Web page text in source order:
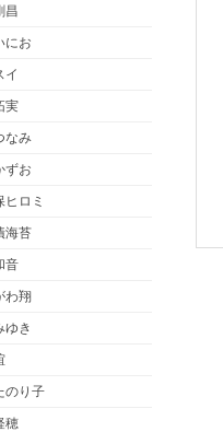
昌
にお
イ
実
なみ
ずお
ヒロミ
海苔
音
わ翔
ゆき
のり子
穂